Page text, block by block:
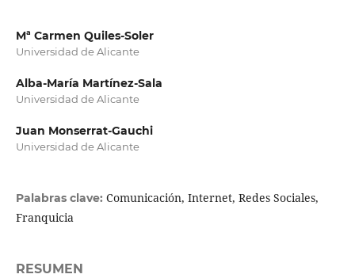
Mª Carmen Quiles-Soler
Universidad de Alicante
Alba-María Martínez-Sala
Universidad de Alicante
Juan Monserrat-Gauchi
Universidad de Alicante
Palabras clave: Comunicación, Internet, Redes Sociales,
Franquicia
RESUMEN